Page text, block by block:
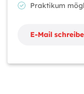
Praktikum
E-Mail